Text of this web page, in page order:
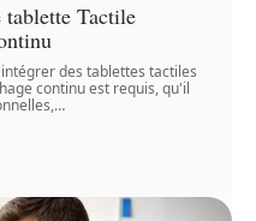
Tactile
des tablettes tactiles
continu est requis, qu'il
…